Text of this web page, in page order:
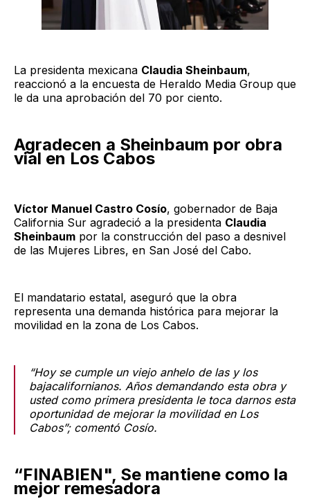
La presidenta mexicana Claudia Sheinbaum,
reaccionó a la encuesta de Heraldo Media Group que
le da una aprobación del 70 por ciento.
Agradecen a Sheinbaum por obra
vial en Los Cabos
Víctor Manuel Castro Cosío, gobernador de Baja
California Sur agradeció a la presidenta Claudia
Sheinbaum por la construcción del paso a desnivel
de las Mujeres Libres, en San José del Cabo.
El mandatario estatal, aseguró que la obra
representa una demanda histórica para mejorar la
movilidad en la zona de Los Cabos.
“Hoy se cumple un viejo anhelo de las y los
bajacalifornianos. Años demandando esta obra y
usted como primera presidenta le toca darnos esta
oportunidad de mejorar la movilidad en Los
Cabos”; comentó Cosío.
“FINABIEN", Se mantiene como la
mejor remesadora